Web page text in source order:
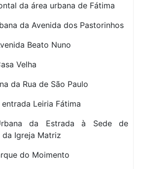
da área urbana de Fátima
da Avenida dos Pastorinhos
Beato Nuno
Velha
da Rua de São Paulo
Leiria Fátima
da Estrada à Sede de
da Igreja Matriz
do Moimento